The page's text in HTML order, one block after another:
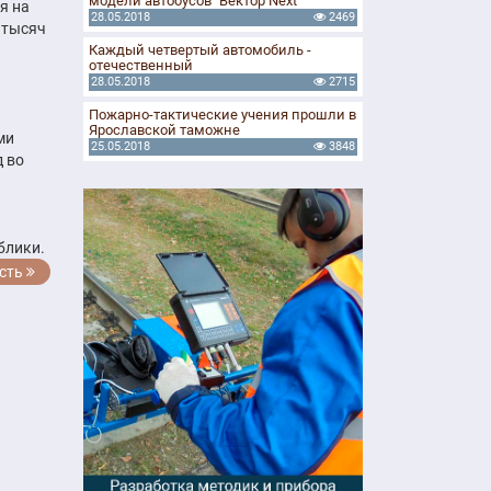
на
во
28.05.2018 2469
Каждый четвертый автомобиль -
отечественный
28.05.2018 2715
Пожарно-тактические учения прошли в
Ярославской таможне
25.05.2018 3848